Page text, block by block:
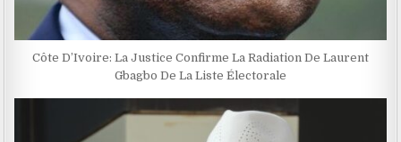
Côte D’Ivoire: La Justice Confirme La Radiation De Laurent
Gbagbo De La Liste Électorale